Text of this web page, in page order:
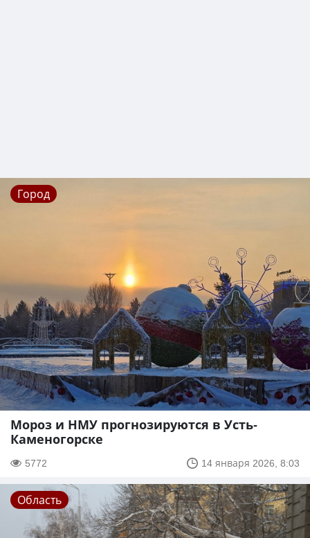
Город
Мороз и НМУ прогнозируются в Усть-
Каменогорске
5772 14 января 2026, 8:03
Область